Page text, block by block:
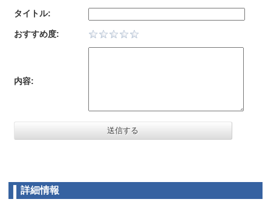
タイトル:
おすすめ度:
内容:
詳細情報